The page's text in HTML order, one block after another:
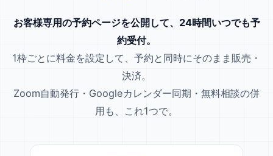
お客様専用の予約ページを公開して、24時間いつでも予
約受付。
1枠ごとに料金を設定して、予約と同時にそのまま販売・
決済。
Zoom自動発行・Googleカレンダー同期・無料相談の併
用も、これ1つで。